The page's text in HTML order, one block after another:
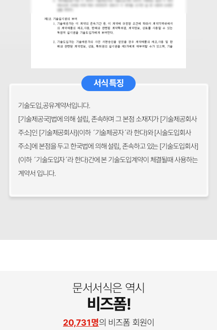
서식 특징
기술도입,공유계약서입니다.
[기술제공국]법에 의해 설립, 존속하며 그 본점 소재지가 [기술제공회사
주소]인 [기술제공회사](이하 ´기술제공자´라 한다)와 [시술도입회사
주소]에 본점을 두고 한국법에 의해 설립, 존속하고 있는 [기술도입회사]
(이하 ´기술도입자´라 한다)간에 본 기술도입계약이 체결될때 사용하는
계약서 입니다.
문서서식은 역시
비즈폼!
20,731명의 비즈폼 회원이